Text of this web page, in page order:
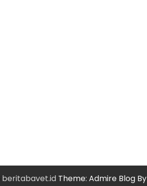
beritabavet.id Theme: Admire Blog By